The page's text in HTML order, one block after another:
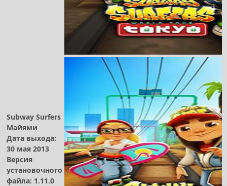
Subway Surfers
Майями
Дата выхода:
30 мая 2013
Версия
установочного
файла: 1.11.0